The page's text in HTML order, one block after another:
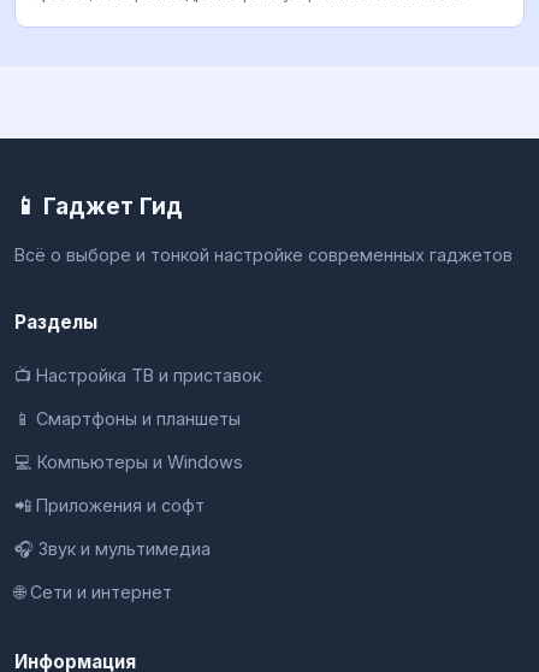
📱 Гаджет Гид
Всё о выборе и тонкой настройке современных гаджетов
Разделы
📺 Настройка ТВ и приставок
📱 Смартфоны и планшеты
💻 Компьютеры и Windows
📲 Приложения и софт
🎧 Звук и мультимедиа
🌐 Сети и интернет
Информация